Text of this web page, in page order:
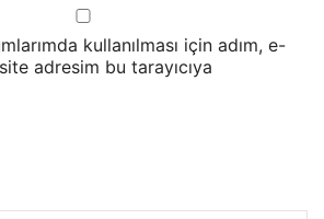
kullanılması için adım, e-
adresim bu tarayıcıya